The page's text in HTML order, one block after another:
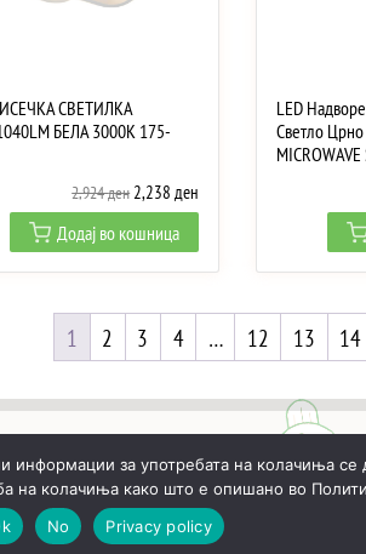
СВЕТИЛКА
БЕЛА 3000K 175-
2,924ден Original
price
was:
2,924 ден.
2,238ден
price
is:
2,238 ден.
Додај во кошница
LED
Светло Црно
MICROWAVE
1 2 3 4 … 12 13 14
ПРОЕКТИ ЗА НАС КОНТАКТИ
за употребата на колачиња
на колачиња како што е опишано во
No Privacy policy